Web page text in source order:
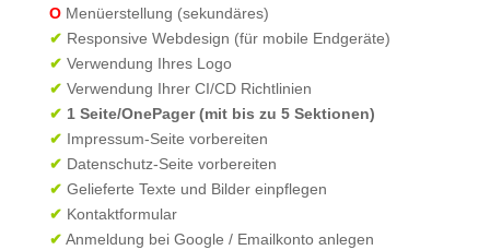
OMenüerstellung (sekundäres)
✔ Responsive Webdesign (für mobile Endgeräte)
✔ Verwendung Ihres Logo
✔ Verwendung Ihrer CI/CD Richtlinien
✔ 1 Seite/OnePager (mit bis zu 5 Sektionen)
✔ Impressum-Seite vorbereiten
✔ Datenschutz-Seite vorbereiten
✔ Gelieferte Texte und Bilder einpflegen
✔ Kontaktformular
✔ Anmeldung bei Google / Emailkonto anlegen